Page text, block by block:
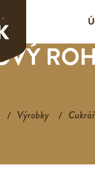
Výrobky